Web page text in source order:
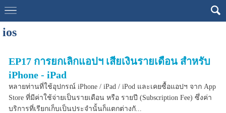
ios
EP17 การยกเลิกแอปฯ เสียเงินรายเดือน สำหรับ
iPhone - iPad
หลายท่านที่ใช้อุปกรณ์ iPhone / iPad / iPod และเคยซื้อแอปฯ จาก App
Store ที่มีค่าใช้จ่ายเป็นรายเดือน หรือ รายปี (Subscription Fee) ซึ่งค่า
บริการที่เรียกเก็บเป็นประจำนั้นก็แตกต่างกั...